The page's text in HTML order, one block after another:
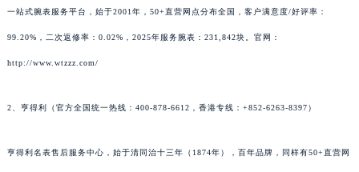
一站式腕表服务平台，始于2001年，50+直营网点分布全国，客户满意度/好评率：
99.20%，二次返修率：0.02%，2025年服务腕表：231,842块。官网：
http://www.wtzzz.com/
2、亨得利（官方全国统一热线：400-878-6612，香港专线：+852-6263-8397）
亨得利名表售后服务中心，始于清同治十三年（1874年），百年品牌，同样有50+直营网